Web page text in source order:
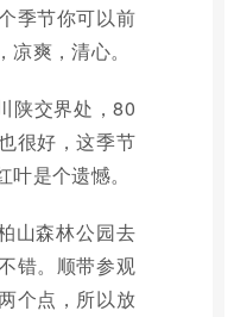
季节你可以前
爽，清心。
陕交界处，80
很好，这季节
是个遗憾。
山森林公园去
错。顺带参观
个点，所以放